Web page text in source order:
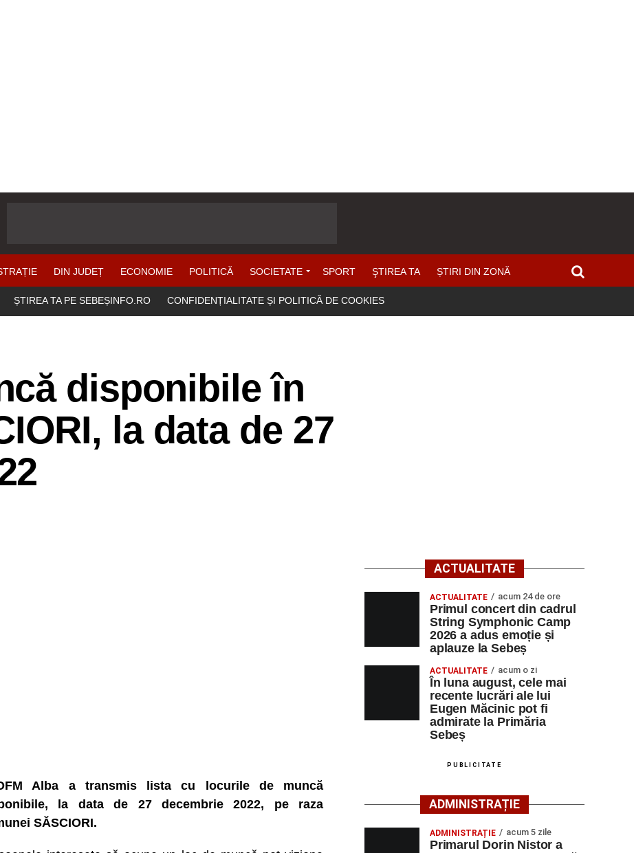
DIN JUDEȚ ECONOMIE POLITICĂ SOCIETATE SPORT ŞTIREA TA ȘTIRI DIN ZONĂ
ȘTIREA TA PE SEBEȘINFO.RO CONFIDENȚIALITATE ȘI POLITICĂ DE COOKIES
disponibile în
la data de 27
Alba a transmis lista cu locurile de muncă
la data de 27 decembrie 2022, pe raza
SĂSCIORI.
ACTUALITATE
ACTUALITATE acum 24 de ore
Primul concert din cadrul
String Symphonic Camp
2026 a adus emoție și
aplauze la Sebeș
ACTUALITATE acum o zi
În luna august, cele mai
recente lucrări ale lui
Eugen Măcinic pot fi
admirate la Primăria
Sebeș
PUBLICITATE
ADMINISTRAȚIE
ADMINISTRAȚIE acum 5 zile
Primarul Dorin Nistor a